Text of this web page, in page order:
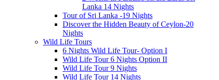
Lanka 14 Nights
Tour of Sri Lanka -19 Nights
Discover the Hidden Beauty of Ceylon-20
Nights
Wild Life Tours
6 Nights Wild Life Tour- Option I
Wild Life Tour 6 Nights Option II
Wild Life Tour 9 Nights
Wild Life Tour 14 Nights